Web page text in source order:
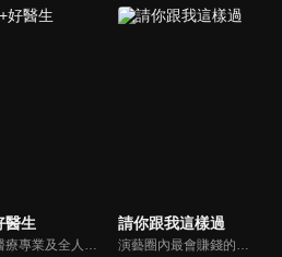
醫生
結合醫療專業及全人關懷的新型態節目，主持人黃瑽寧醫師親訪家庭，跨領域醫療顧問團全方位檢視，提供最完整、實用和正確的資訊來守護孩子的健康。
請你跟我這樣過
演藝圈內最會賺錢的侯昌明，以親身經歷教你理財；採訪經歷豐沛的黃文華，把所見所聞通通報你哉。不論是理財知識、兩性問題、生活資訊，完全貼近市井小民的所需所求，保證讓你生活過更好！